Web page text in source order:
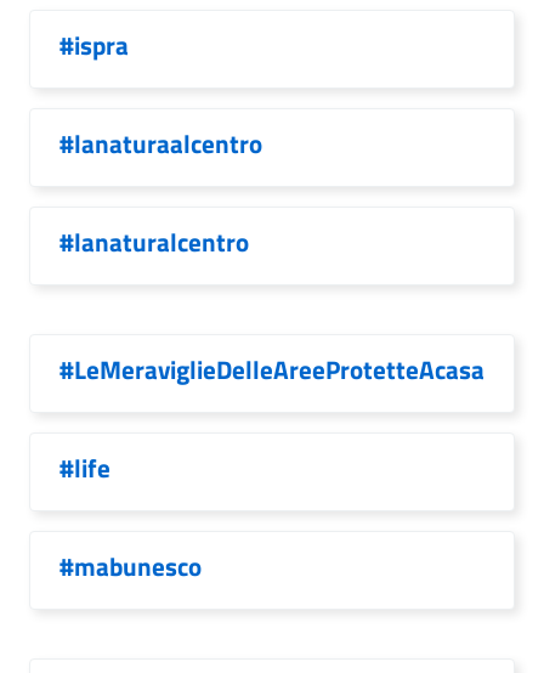
#ispra
#lanaturaalcentro
#lanaturalcentro
#LeMeraviglieDelleAreeProtetteAcasa
#life
#mabunesco